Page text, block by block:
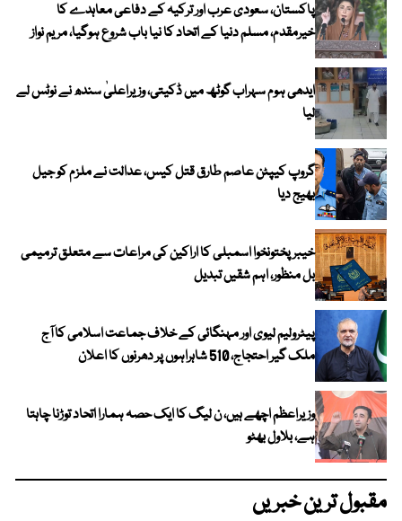
پاکستان، سعودی عرب اور ترکیہ کے دفاعی معاہدے کا
خیرمقدم، مسلم دنیا کے اتحاد کا نیا باب شروع ہوگیا، مریم نواز
ایدھی ہوم سہراب گوٹھ میں ڈکیتی، وزیراعلیٰ سندھ نے نوٹس لے
لیا
گروپ کیپٹن عاصم طارق قتل کیس، عدالت نے ملزم کو جیل
بھیج دیا
خیبرپختونخوا اسمبلی کا اراکین کی مراعات سے متعلق ترمیمی
بل منظور، اہم شقیں تبدیل
پیٹرولیم لیوی اور مہنگائی کے خلاف جماعت اسلامی کا آج
ملک گیر احتجاج، 510 شاہراہوں پر دھرنوں کا اعلان
وزیراعظم اچھے ہیں، ن لیگ کا ایک حصہ ہمارا اتحاد توڑنا چاہتا
ہے، بلاول بھٹو
مقبول ترین خبریں